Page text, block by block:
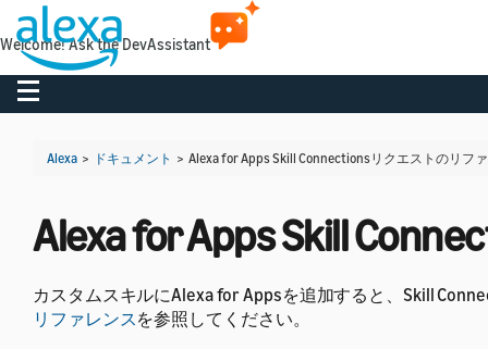
Toggle navigation
Alexa > ドキュメント > Alexa for Apps Skill Connectionsリクエストのリフ
Alexa for Apps Skill
カスタムスキルにAlexa for Appsを追加すると、Skill
リファレンスを参照してください。
Welcome! Ask the DevAssistant